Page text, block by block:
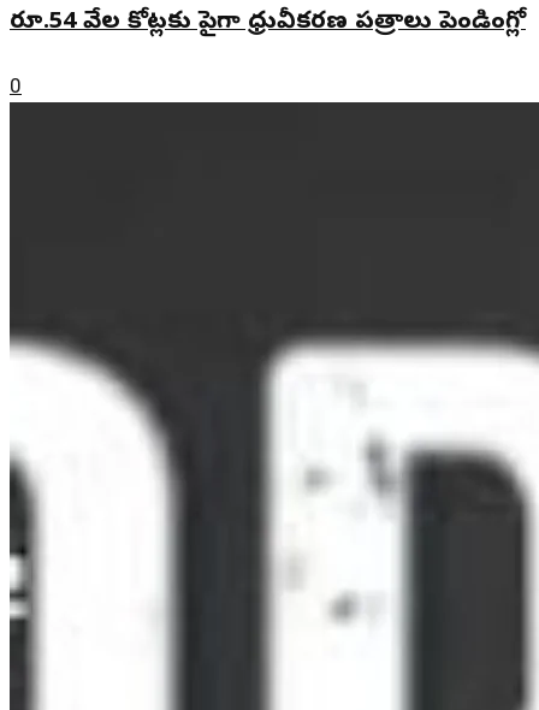
రూ.54 వేల కోట్లకు పైగా ధ్రువీకరణ పత్రాలు పెండింగ్లో
0